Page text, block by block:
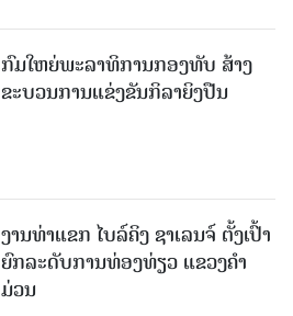
ກົມໃຫຍ່ພະລາທິການກອງທັບ ສ້າງ
ຂະບວນການແຂ່ງຂັນກິລາຍິງປືນ
ງານທ່າແຂກ ໄບລ໌ຄິງ ຊາເລນຈ໌ ຕັ້ງເປົ້າ
ຍົກລະດັບການທ່ອງທ່ຽວ ແຂວງຄໍາ
ມ່ວນ